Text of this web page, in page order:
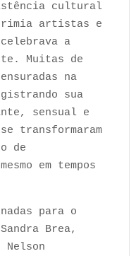
cultural
artistas e
a
Muitas de
na
sua
sensual e
transformaram
de
em tempos
para o
Brea,
Nelson